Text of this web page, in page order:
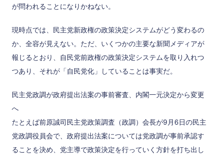
が問われることになりかねない。
現時点では、民主党新政権の政策決定システムがどう変わるの
か、全容が見えない。ただ、いくつかの主要な新聞メディアが
報じるとおり、自民党前政権の政策決定システムを取り入れつ
つあり、それが「自民党化」していることは事実だ。
民主党政調が政府提出法案の事前審査、内閣一元決定から変更
へ
たとえば前原誠司民主党政策調査（政調）会長が9月6日の民主
党政調役員会で、政府提出法案については党政調が事前承認す
ることを決め、党主導で政策決定を行っていく方針を打ち出し